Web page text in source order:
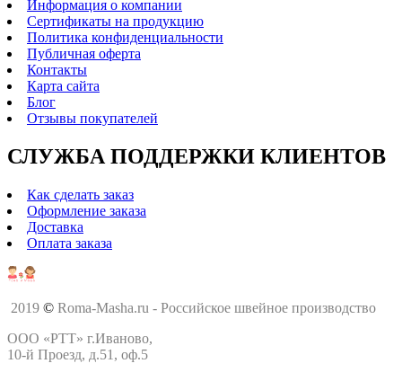
Информация о компании
Сертификаты на продукцию
Политика конфиденциальности
Публичная оферта
Контакты
Карта сайта
Блог
Отзывы покупателей
СЛУЖБА ПОДДЕРЖКИ КЛИЕНТОВ
Как сделать заказ
Оформление заказа
Доставка
Оплата заказа
2019 © Roma-Masha.ru - Российское швейное производство
ООО «РТТ» г.Иваново,
10-й Проезд, д.51, оф.5